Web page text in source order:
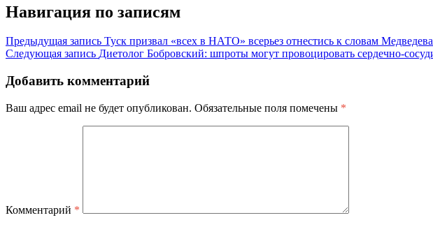
Навигация по записям
Предыдущая запись Туск призвал «всех в НАТО» всерьез отнестись к словам
Следующая запись Диетолог Бобровский: шпроты могут провоцировать сердечно-
Добавить комментарий
Ваш адрес email не будет опубликован. Обязательные поля помечены *
Комментарий *